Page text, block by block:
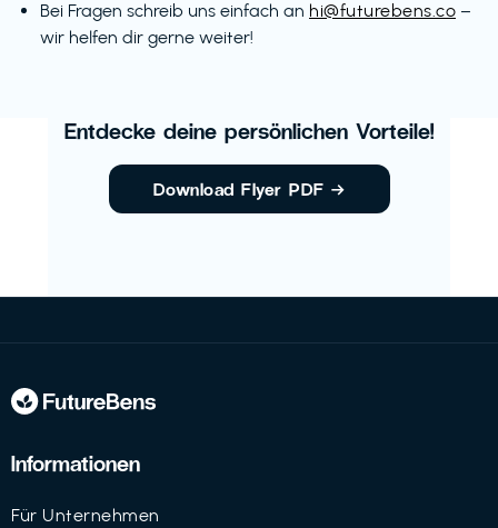
Bei Fragen schreib uns einfach an hi@futurebens.co –
wir helfen dir gerne weiter!
Entdecke deine persönlichen Vorteile!
Download Flyer PDF →
Informationen
Für Unternehmen